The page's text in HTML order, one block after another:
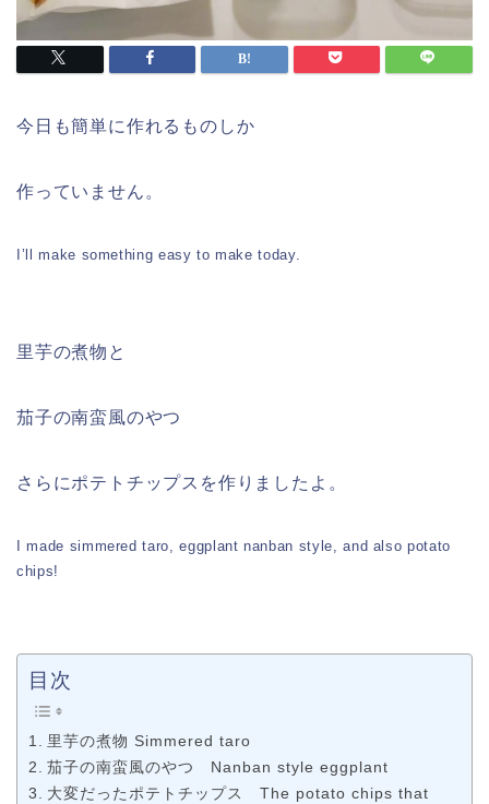
今日も簡単に作れるものしか
作っていません。
I’ll make something easy to make today.
里芋の煮物と
茄子の南蛮風のやつ
さらにポテトチップスを作りましたよ。
I made simmered taro, eggplant nanban style, and also potato
chips!
目次
里芋の煮物 Simmered taro
茄子の南蛮風のやつ Nanban style eggplant
大変だったポテトチップス The potato chips that